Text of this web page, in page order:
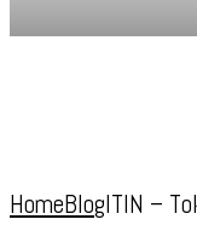
HomeBlogITIN –